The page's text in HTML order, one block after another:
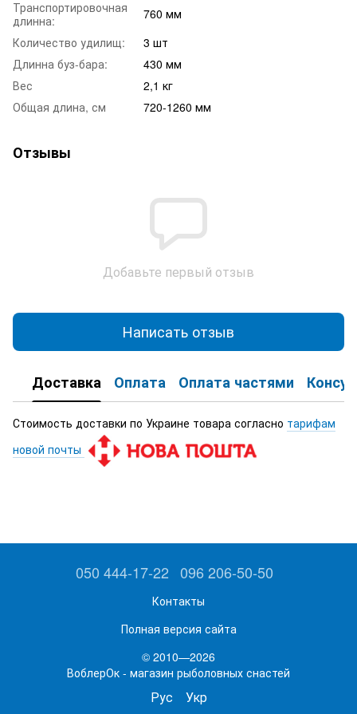
Транспортировочная
длинна:
760 мм
Количество удилищ:
3 шт
Длинна буз-бара:
430 мм
Вес
2,1 кг
Общая длина, см
720-1260 мм
Отзывы
Добавьте первый отзыв
Написать отзыв
Доставка Оплата Оплата частями
Стоимость доставки по Украине товара согласно тарифам
новой почты
050 444-17-22 096 206-50-50
Контакты
Полная версия сайта
© 2010—2026
ВоблерОк - магазин рыболовных снастей
Рус Укр